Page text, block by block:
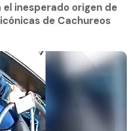
inesperado origen de
de Cachureos